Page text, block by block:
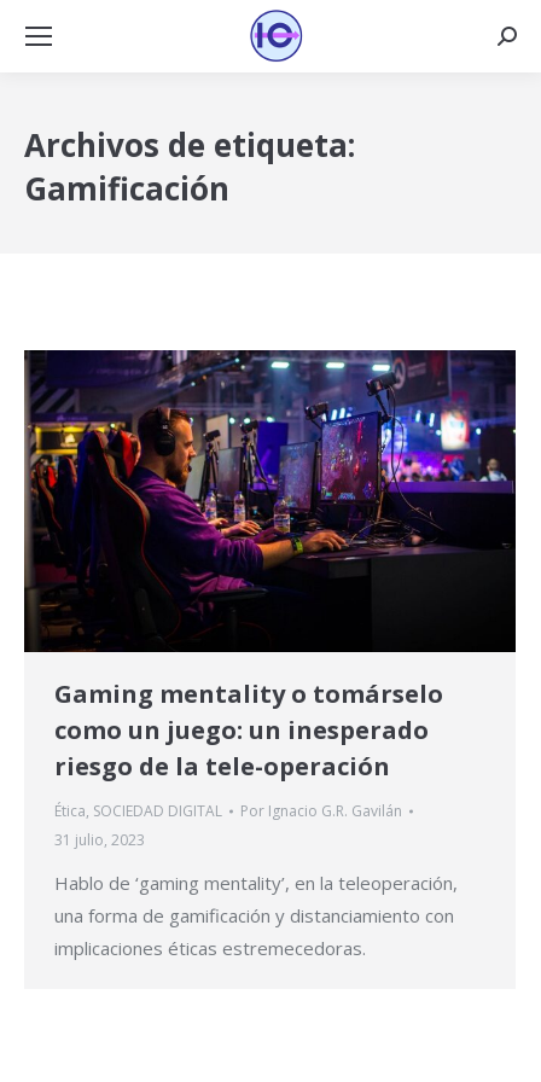
Archivos de etiqueta:
Gamificación
Gaming mentality o tomárselo
como un juego: un inesperado
riesgo de la tele-operación
Ética, SOCIEDAD DIGITAL Por Ignacio G.R. Gavilán
31 julio, 2023
Hablo de ‘gaming mentality’, en la teleoperación,
una forma de gamificación y distanciamiento con
implicaciones éticas estremecedoras.